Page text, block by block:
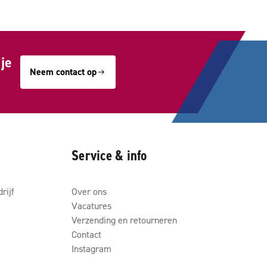
Neem contact op
Service & info
Over ons
Vacatures
Verzending en retourneren
Contact
Instagram